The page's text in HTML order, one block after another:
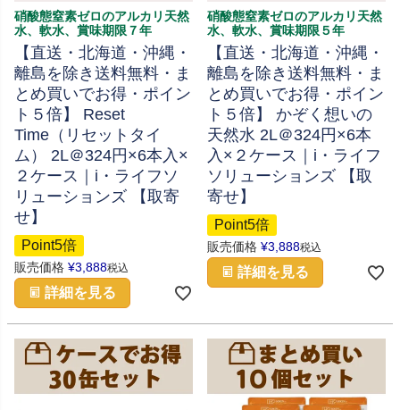
硝酸態窒素ゼロのアルカリ天然
水、軟水、賞味期限７年
【直送・北海道・沖縄・
離島を除き送料無料・ま
とめ買いでお得・ポイン
ト５倍】 Reset
Time（リセットタイ
ム） 2L＠324円×6本入×
２ケース｜i・ライフソ
リューションズ 【取寄
せ】
Point5倍
販売価格 ¥3,888税込
詳細を見る
硝酸態窒素ゼロのアルカリ天然
水、軟水、賞味期限５年
【直送・北海道・沖縄・
離島を除き送料無料・ま
とめ買いでお得・ポイン
ト５倍】 かぞく想いの
天然水 2L＠324円×6本
入×２ケース｜i・ライフ
ソリューションズ 【取
寄せ】
Point5倍
販売価格 ¥3,888税込
詳細を見る